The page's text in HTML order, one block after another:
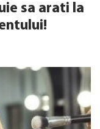
sa arati la